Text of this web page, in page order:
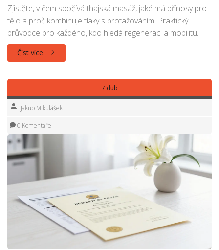
Zjistěte, v čem spočívá thajská masáž, jaké má přínosy pro
tělo a proč kombinuje tlaky s protažováním. Praktický
průvodce pro každého, kdo hledá regeneraci a mobilitu.
Číst více
7 dub
Jakub Mikulášek
0 Komentáře